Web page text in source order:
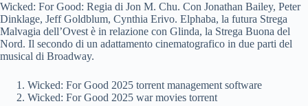
Wicked: For Good: Regia di Jon M. Chu. Con Jonathan Bailey, Peter
Dinklage, Jeff Goldblum, Cynthia Erivo. Elphaba, la futura Strega
Malvagia dell’Ovest è in relazione con Glinda, la Strega Buona del
Nord. Il secondo di un adattamento cinematografico in due parti del
musical di Broadway.
Wicked: For Good 2025 torrent management software
Wicked: For Good 2025 war movies torrent